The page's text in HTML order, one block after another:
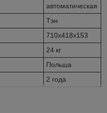
автоматическая
Тэн
710х418х153
24 кг
Польша
2 года